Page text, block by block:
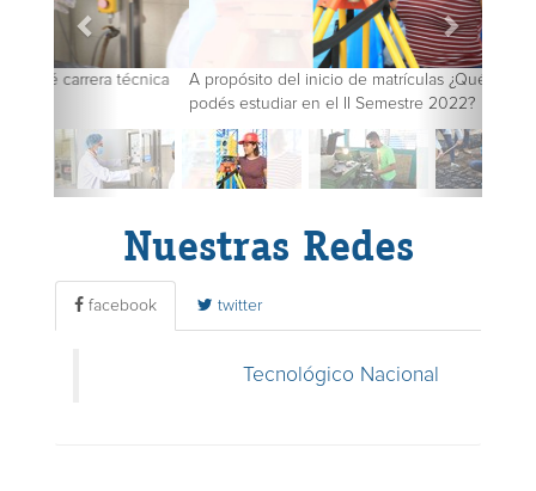
A propósito del inicio de matrículas ¿Qué carrera técnica
podés estudiar en el II Semestre 2022?
Nuestras Redes
facebook twitter
Tecnológico Nacional